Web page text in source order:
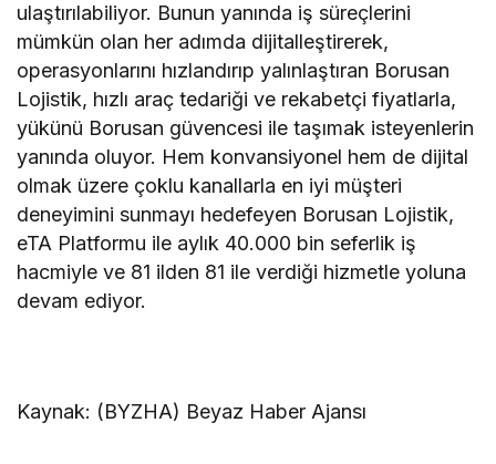
ulaştırılabiliyor. Bunun yanında iş süreçlerini
mümkün olan her adımda dijitalleştirerek,
operasyonlarını hızlandırıp yalınlaştıran Borusan
Lojistik, hızlı araç tedariği ve rekabetçi fiyatlarla,
yükünü Borusan güvencesi ile taşımak isteyenlerin
yanında oluyor. Hem konvansiyonel hem de dijital
olmak üzere çoklu kanallarla en iyi müşteri
deneyimini sunmayı hedefeyen Borusan Lojistik,
eTA Platformu ile aylık 40.000 bin seferlik iş
hacmiyle ve 81 ilden 81 ile verdiği hizmetle yoluna
devam ediyor.
Kaynak: (BYZHA) Beyaz Haber Ajansı